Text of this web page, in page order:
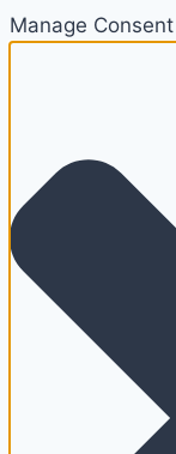
Manage Consent